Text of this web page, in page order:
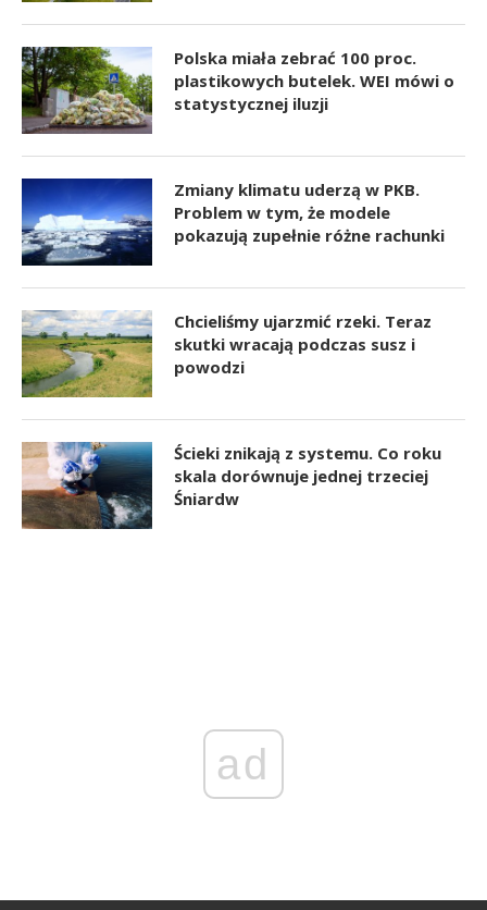
Polska miała zebrać 100 proc.
plastikowych butelek. WEI mówi o
statystycznej iluzji
Zmiany klimatu uderzą w PKB.
Problem w tym, że modele
pokazują zupełnie różne rachunki
Chcieliśmy ujarzmić rzeki. Teraz
skutki wracają podczas susz i
powodzi
Ścieki znikają z systemu. Co roku
skala dorównuje jednej trzeciej
Śniardw
ad